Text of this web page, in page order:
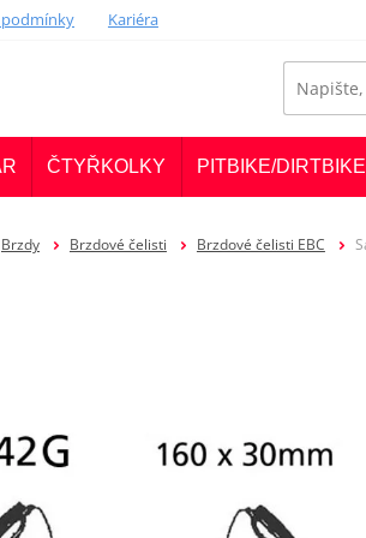
Kariéra
ČTYŘKOLKY PITBIKE/DIRTBIKE
Brzdy Brzdové čelisti Brzdové čelisti EBC